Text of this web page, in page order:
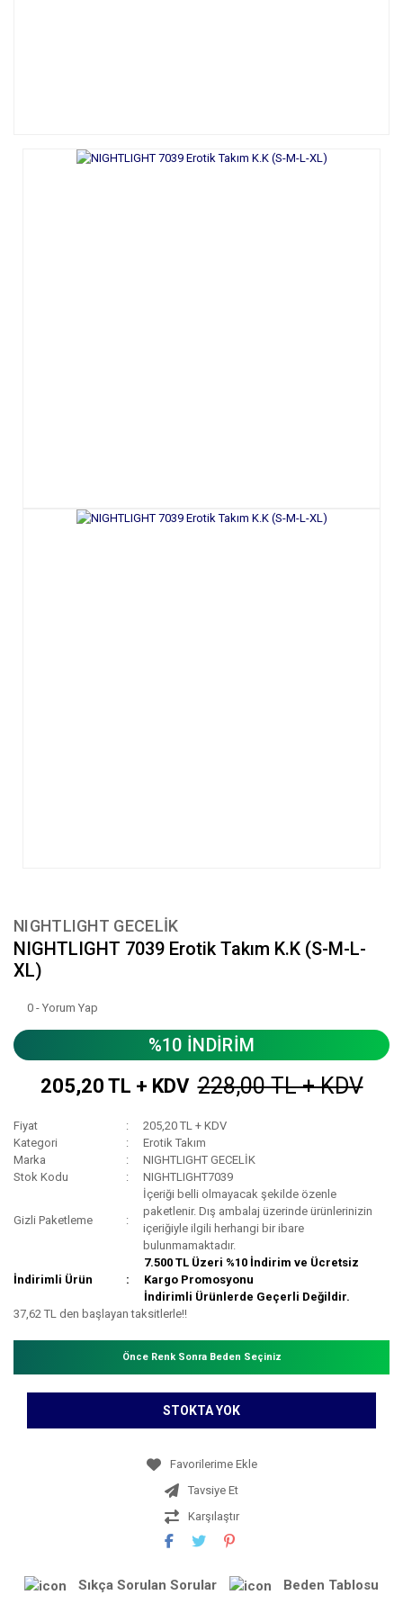
NIGHTLIGHT GECELİK
NIGHTLIGHT 7039 Erotik Takım K.K (S-M-L-
XL)
0 - Yorum Yap
%10 İNDİRİM
205,20 TL + KDV 228,00 TL + KDV
Fiyat
205,20 TL + KDV
Kategori
Erotik Takım
Marka
NIGHTLIGHT GECELİK
Stok Kodu
NIGHTLIGHT7039
Gizli Paketleme
İçeriği belli olmayacak şekilde özenle
paketlenir. Dış ambalaj üzerinde ürünlerinizin
içeriğiyle ilgili herhangi bir ibare
bulunmamaktadır.
İndirimli Ürün
7.500 TL Üzeri %10 İndirim ve Ücretsiz
Kargo Promosyonu
İndirimli Ürünlerde Geçerli Değildir.
37,62 TL den başlayan taksitlerle!!
Önce Renk Sonra Beden Seçiniz
STOKTA YOK
Tavsiye Et
Karşılaştır
Sıkça Sorulan Sorular Beden Tablosu